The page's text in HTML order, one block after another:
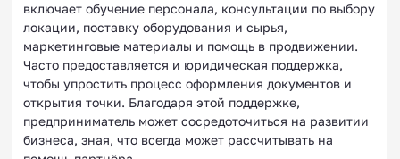
включает обучение персонала, консультации по выбору
локации, поставку оборудования и сырья,
маркетинговые материалы и помощь в продвижении.
Часто предоставляется и юридическая поддержка,
чтобы упростить процесс оформления документов и
открытия точки. Благодаря этой поддержке,
предприниматель может сосредоточиться на развитии
бизнеса, зная, что всегда может рассчитывать на